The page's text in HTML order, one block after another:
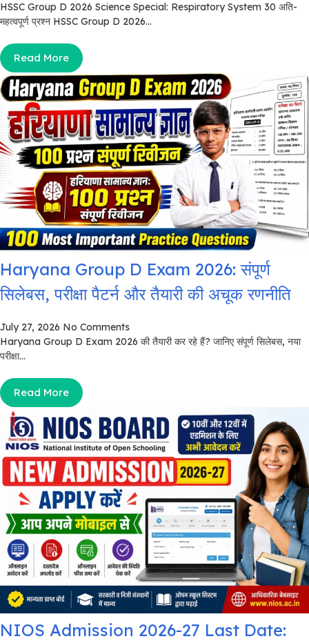
HSSC Group D 2026 Science Special: Respiratory System 30 अति-
महत्वपूर्ण प्रश्न HSSC Group D 2026...
Read More
Haryana Group D Exam 2026: संपूर्ण
सिलेबस, परीक्षा पैटर्न और तैयारी की अचूक रणनीति
July 27, 2026 No Comments
Haryana Group D Exam 2026 की तैयारी कर रहे हैं? जानिए संपूर्ण सिलेबस, नया
परीक्षा...
Read More
NIOS Admission 2026-27 Last Date: